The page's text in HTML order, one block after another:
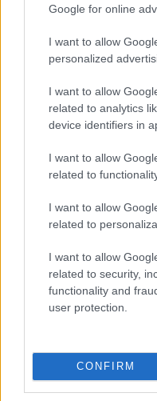
Google for online
I want to allow
personalized
I want to allow
related to analytics
device identifiers in
I want to allow
related to
I want to allow
related to
I want to allow
related to security,
functionality and
user protection.
CONFIRM
Adja meg keresztnevét:
meg e-mail címét:
Megismertem és